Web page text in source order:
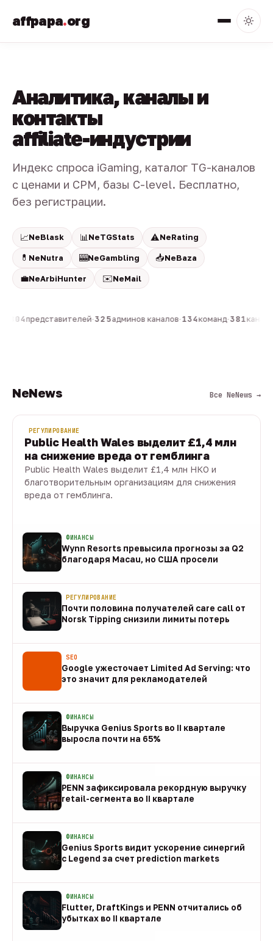
affpapa.org
Аналитика, каналы и
контакты
affiliate-индустрии
Индекс спроса iGaming, каталог TG-каналов
с ценами и CPM, базы C-level. Бесплатно,
без регистрации.
📈NeBlask 📊 NeTGStats ⚠️NeRating
💊 NeNutra 🎰NeGambling 📥NeBaza
💼NeArbiHunter ✉️NeMail
804представителей·325админов каналов·134команд·381
NeNews Все NeNews →
РЕГУЛИРОВАНИЕ
Public Health Wales выделит £1,4 млн
на снижение вреда от гемблинга
Public Health Wales выделит £1,4 млн НКО и
благотворительным организациям для снижения
вреда от гемблинга.
ФИНАНСЫ
Wynn Resorts превысила прогнозы за Q2
благодаря Macau, но США просели
РЕГУЛИРОВАНИЕ
Почти половина получателей care call от
Norsk Tipping снизили лимиты потерь
SEO
Google ужесточает Limited Ad Serving: что
это значит для рекламодателей
ФИНАНСЫ
Выручка Genius Sports во II квартале
выросла почти на 65%
ФИНАНСЫ
PENN зафиксировала рекордную выручку
retail-сегмента во II квартале
ФИНАНСЫ
Genius Sports видит ускорение синергий
с Legend за счет prediction markets
ФИНАНСЫ
Flutter, DraftKings и PENN отчитались об
убытках во II квартале